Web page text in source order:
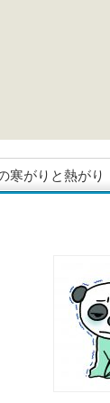
寒がりと熱が